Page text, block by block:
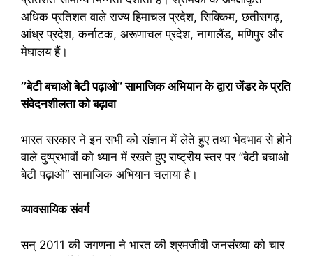
अधिक प्रतिशत वाले राज्य हिमाचल प्रदेश, सिक्किम, छतीसगढ़,
आंध्र प्रदेश, कर्नाटक, अरूणाचल प्रदेश, नागालैंड, मणिपुर और
मेघालय हैं।
’’बेटी बचाओ बेटी पढ़ाओ“ सामाजिक अभियान के द्वारा जेंडर के प्रति
संवेदनशीलता को बढ़ावा
भारत सरकार ने इन सभी को संज्ञान में लेते हुए तथा भेदभाव से होने
वाले दुष्प्रभावों को ध्यान में रखते हुए राष्ट्रीय स्तर पर ’’बेटी बचाओ
बेटी पढ़ाओ“ सामाजिक अभियान चलाया है।
व्यावसायिक संवर्ग
सन् 2011 की जगणना ने भारत की श्रमजीवी जनसंख्या को चार